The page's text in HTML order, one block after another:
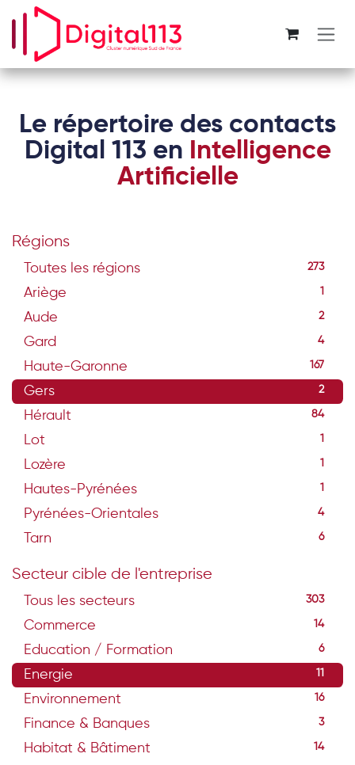
Se rendre au contenu
Le répertoire des contacts
Digital 113 en Intelligence
Artificielle
Régions
Toutes les régions 273
Ariège 1
Aude 2
Gard 4
Haute-Garonne 167
Gers 2
Hérault 84
Lot 1
Lozère 1
Hautes-Pyrénées 1
Pyrénées-Orientales 4
Tarn 6
Secteur cible de l'entreprise
Tous les secteurs 303
Commerce 14
Education / Formation 6
Energie 11
Environnement 16
Finance & Banques 3
Habitat & Bâtiment 14